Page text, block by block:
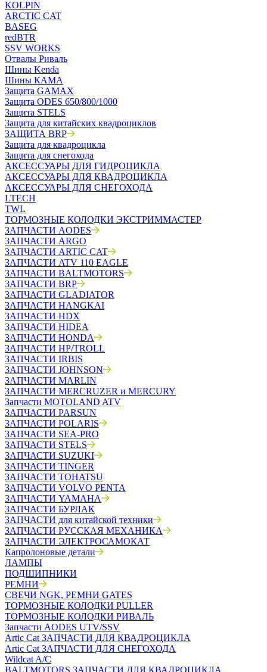
KOLPIN
ARCTIC CAT
BASEG
redBTR
SSV WORKS
Отвалы Риваль
Шины Kenda
Шины КАМА
Защита GAMAX
Защита ODES 650/800/1000
Защита STELS
Защита для китайских квадроциклов
ЗАЩИТА BRP
Защита для квадроцикла
Защита для снегохода
АКСЕССУАРЫ ДЛЯ ГИДРОЦИКЛА
АКСЕССУАРЫ ДЛЯ КВАДРОЦИКЛА
АКСЕССУАРЫ ДЛЯ СНЕГОХОДА
LTECH
TWL
ТОРМОЗНЫЕ КОЛОДКИ ЭКСТРИММАСТЕР
ЗАПЧАСТИ AODES
ЗАПЧАСТИ ARGO
ЗАПЧАСТИ ARTIC CAT
ЗАПЧАСТИ ATV 110 EAGLE
ЗАПЧАСТИ BALTMOTORS
ЗАПЧАСТИ BRP
ЗАПЧАСТИ GLADIATOR
ЗАПЧАСТИ HANGKAI
ЗАПЧАСТИ HDX
ЗАПЧАСТИ HIDEA
ЗАПЧАСТИ HONDA
ЗАПЧАСТИ HP/TROLL
ЗАПЧАСТИ IRBIS
ЗАПЧАСТИ JOHNSON
ЗАПЧАСТИ MARLIN
ЗАПЧАСТИ MERCRUZER и MERCURY
Запчасти MOTOLAND ATV
ЗАПЧАСТИ PARSUN
ЗАПЧАСТИ POLARIS
ЗАПЧАСТИ SEA-PRO
ЗАПЧАСТИ STELS
ЗАПЧАСТИ SUZUKI
ЗАПЧАСТИ TINGER
ЗАПЧАСТИ TOHATSU
ЗАПЧАСТИ VOLVO PENTA
ЗАПЧАСТИ YAMAHA
ЗАПЧАСТИ БУРЛАК
ЗАПЧАСТИ для китайской техники
ЗАПЧАСТИ РУССКАЯ МЕХАНИКА
ЗАПЧАСТИ ЭЛЕКТРОСАМОКАТ
Капролоновые детали
ЛАМПЫ
ПОДШИПНИКИ
РЕМНИ
СВЕЧИ NGK, РЕМНИ GATES
ТОРМОЗНЫЕ КОЛОДКИ PULLER
ТОРМОЗНЫЕ КОЛОДКИ РИВАЛЬ
Запчасти AODES UTV/SSV
Artic Cat ЗАПЧАСТИ ДЛЯ КВАДРОЦИКЛА
Artic Cat ЗАПЧАСТИ ДЛЯ СНЕГОХОДА
Wildcat A/C
BALTMOTORS ЗАПЧАСТИ ДЛЯ КВАДРОЦИКЛА